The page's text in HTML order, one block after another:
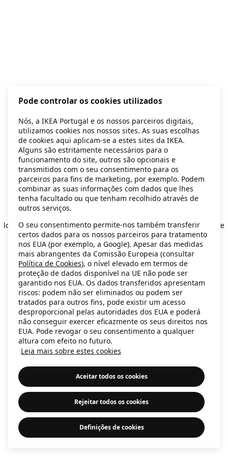
Application error: a client-side exception has occurred
loadingsecondhand.ikea.com (see the browser console for more
information).
Pode controlar os cookies utilizados
Nós, a IKEA Portugal e os nossos parceiros digitais,
utilizamos cookies nos nossos sites. As suas escolhas
de cookies aqui aplicam-se a estes sites da IKEA.
Alguns são estritamente necessários para o
funcionamento do site, outros são opcionais e
transmitidos com o seu consentimento para os
parceiros para fins de marketing, por exemplo. Podem
combinar as suas informações com dados que lhes
tenha facultado ou que tenham recolhido através de
outros serviços.
O seu consentimento permite-nos também transferir
certos dados para os nossos parceiros para tratamento
nos EUA (por exemplo, a Google). Apesar das medidas
mais abrangentes da Comissão Europeia (consultar
Política de Cookies), o nível elevado em termos de
proteção de dados disponível na UE não pode ser
garantido nos EUA. Os dados transferidos apresentam
riscos: podem não ser eliminados ou podem ser
tratados para outros fins, pode existir um acesso
desproporcional pelas autoridades dos EUA e poderá
não conseguir exercer eficazmente os seus direitos nos
EUA. Pode revogar o seu consentimento a qualquer
altura com efeito no futuro.
Leia mais sobre estes cookies
Aceitar todos os cookies
Rejeitar todos os cookies
Definições de cookies